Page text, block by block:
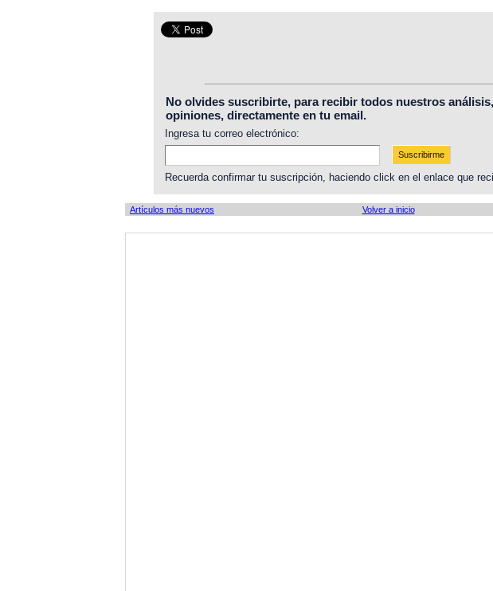
No olvides suscribirte, para recibir todos nuestros
opiniones, directamente en tu email.
Ingresa tu correo electrónico:
Recuerda confirmar tu suscripción, haciendo click en el enlace que
Artículos más nuevos Volver a inicio